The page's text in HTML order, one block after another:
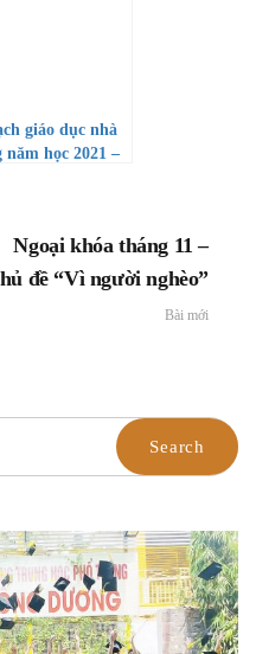
giáo dục nhà
học 2021 –
Ngoại khóa tháng 11 –
đề “Vì người nghèo”
Bài mới